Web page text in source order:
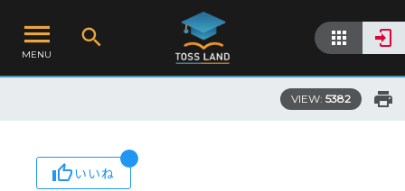
MENU
VIEW: 5382
いいね